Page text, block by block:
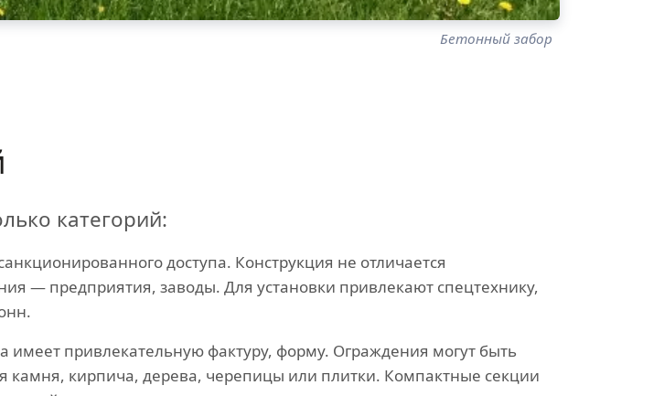
Бетонный забор
категорий:
доступа. Конструкция не отличается
— предприятия, заводы. Для установки привлекают спецтехнику,
имеет привлекательную фактуру, форму. Ограждения могут быть
кирпича, дерева, черепицы или плитки. Компактные секции